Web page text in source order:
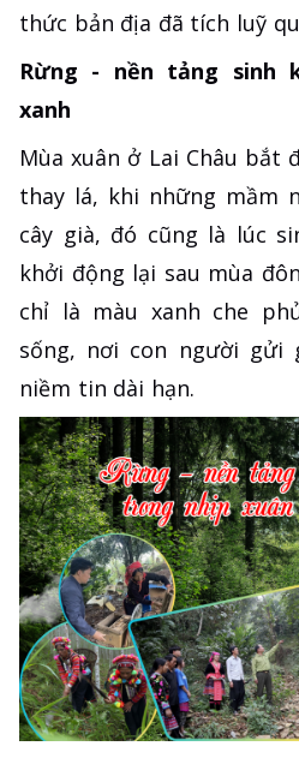
thức bản địa đã tích luỹ
Rừng - nền tảng sinh
xanh
Mùa xuân ở Lai Châu bắt
thay lá, khi những mầm
cây già, đó cũng là lúc
khởi động lại sau mùa
chỉ là màu xanh che
sống, nơi con người gửi
niềm tin dài hạn.